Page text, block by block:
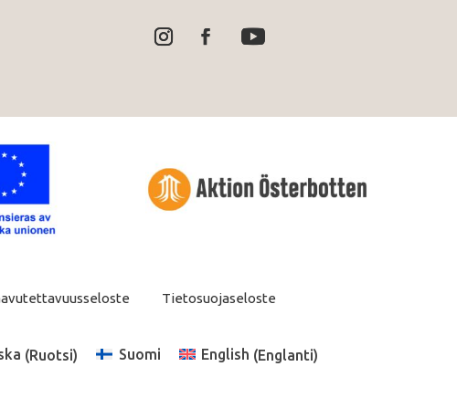
Tietosuojaseloste
(Ruotsi) Suomi English (Englanti)